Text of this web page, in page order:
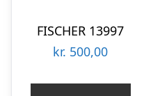
FISCHER 13997
kr. 500,00